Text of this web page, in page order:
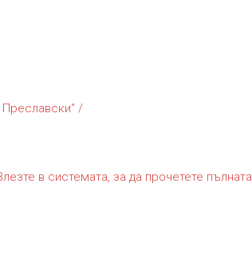
/
в системата, за да прочетете пълната